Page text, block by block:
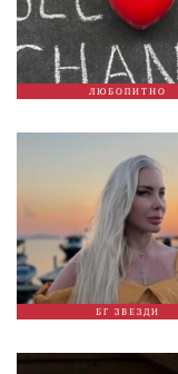
ЛЮБОПИТНО
БГ ЗВЕЗДИ